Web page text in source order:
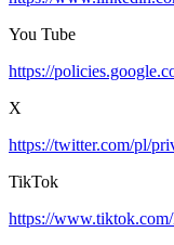
You Tube
https://
X
https://twitter.com/pl/
TikTok
https://